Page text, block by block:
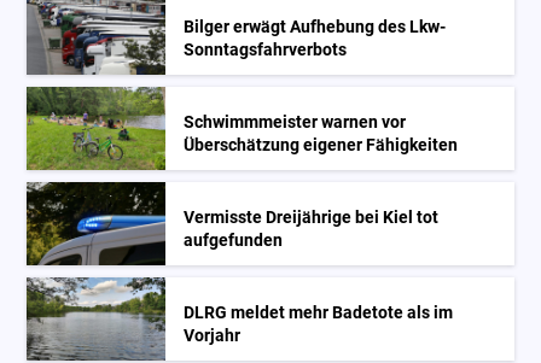
Bilger erwägt Aufhebung des Lkw-
Sonntagsfahrverbots
Schwimmmeister warnen vor
Überschätzung eigener Fähigkeiten
Vermisste Dreijährige bei Kiel tot
aufgefunden
DLRG meldet mehr Badetote als im
Vorjahr